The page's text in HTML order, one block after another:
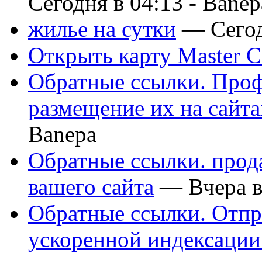
жилье на сутки —
Открыть карту Master
Обратные ссылки.
размещение их на
Banepa
Обратные ссылки.
вашего сайта — Вчера
Обратные ссылки.
ускоренной